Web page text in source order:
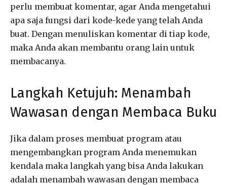
perlu membuat komentar, agar Anda mengetahui
apa saja fungsi dari kode-kede yang telah Anda
buat. Dengan menuliskan komentar di tiap kode,
maka Anda akan membantu orang lain untuk
membacanya.
Langkah Ketujuh: Menambah
Wawasan dengan Membaca Buku
Jika dalam proses membuat program atau
mengembangkan program Anda menemukan
kendala maka langkah yang bisa Anda lakukan
adalah menambah wawasan dengan membaca